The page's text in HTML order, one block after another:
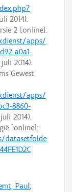
2014).
2 [online]:
apps/
a0a1-
2014).
Gewest
apps/
8860-
2014).
[online]:
datasetfolde
Paul;